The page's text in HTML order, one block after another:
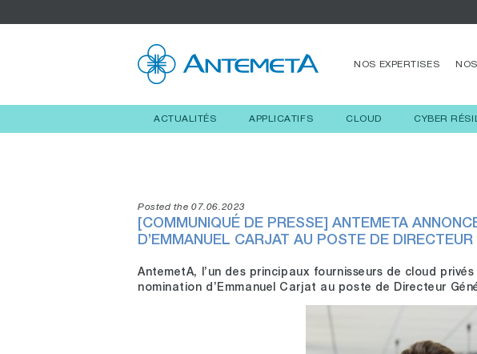
NOS EXPERTISES
ACTUALITÉS APPLICATIFS CLOUD CYBER
Posted the 07.06.2023
[COMMUNIQUÉ DE PRESSE] ANTEMETA
D’EMMANUEL CARJAT AU POSTE DE
AntemetA, l’un des principaux fournisseurs de cloud
nomination d’Emmanuel Carjat au poste de Directeur